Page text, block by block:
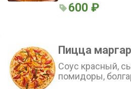
600 ₽
Пицца
Соус красный,
помидоры,